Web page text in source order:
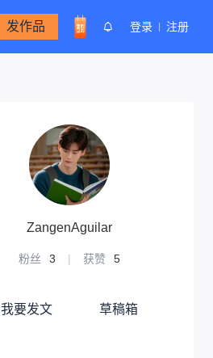
发作品 登录 注册
ZangenAguilar
粉丝 3 | 获赞 5
我要发文 草稿箱